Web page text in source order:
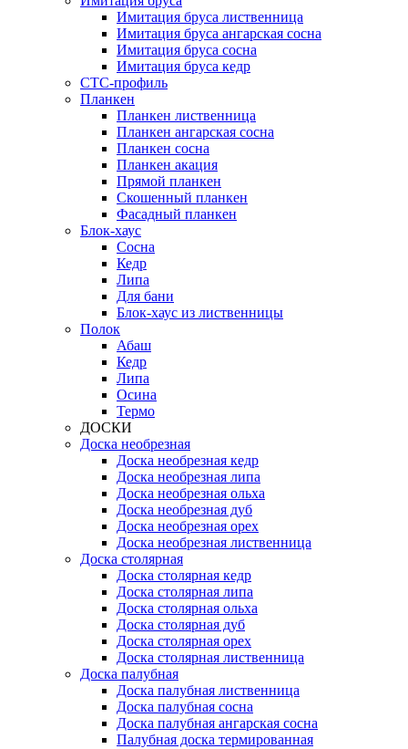
Имитация бруса лиственница
Имитация бруса ангарская сосна
Имитация бруса сосна
Имитация бруса кедр
СТС-профиль
Планкен
Планкен лиственница
Планкен ангарская сосна
Планкен сосна
Планкен акация
Прямой планкен
Скошенный планкен
Фасадный планкен
Блок-хаус
Сосна
Кедр
Липа
Для бани
Блок-хаус из лиственницы
Полок
Абаш
Кедр
Липа
Осина
Термо
ДОСКИ
Доска необрезная
Доска необрезная кедр
Доска необрезная липа
Доска необрезная ольха
Доска необрезная дуб
Доска необрезная орех
Доска необрезная лиственница
Доска столярная
Доска столярная кедр
Доска столярная липа
Доска столярная ольха
Доска столярная дуб
Доска столярная орех
Доска столярная лиственница
Доска палубная
Доска палубная лиственница
Доска палубная сосна
Доска палубная ангарская сосна
Палубная доска термированная